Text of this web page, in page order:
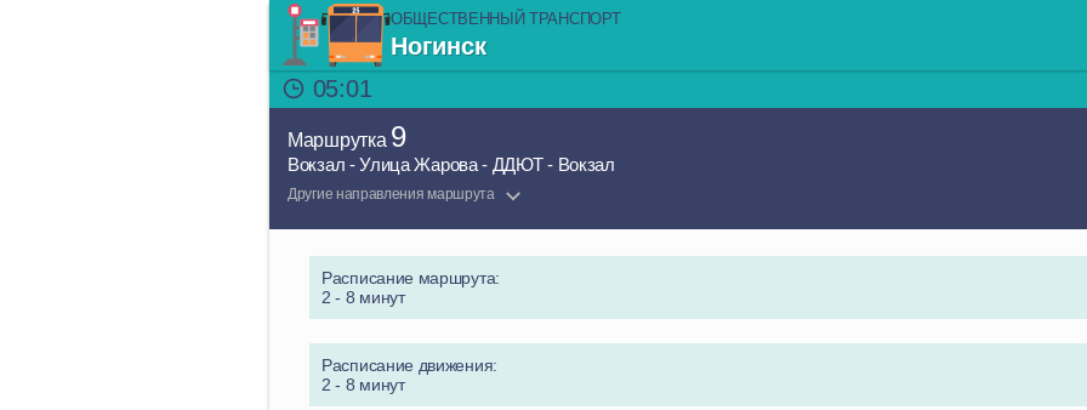
ОБЩЕСТВЕННЫЙ ТРАНСПОРТ
Ногинск
05:01
Маршрутка 9
Вокзал - Улица Жарова - ДДЮТ - Вокзал
Другие направления маршрута
Расписание маршрута:
2 - 8 минут
Расписание движения:
2 - 8 минут